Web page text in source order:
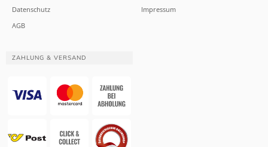
Datenschutz
AGB
Impressum
ZAHLUNG & VERSAND